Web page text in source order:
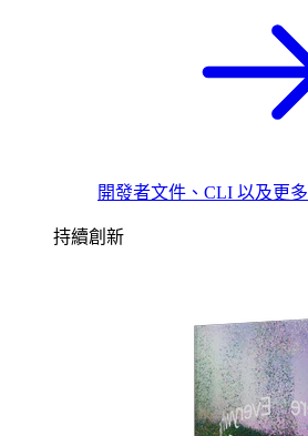
開發者文件、CLI 以及更多
持續創新